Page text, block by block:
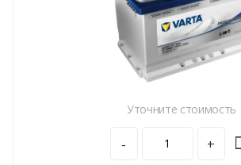
Уточните стоимость
- +